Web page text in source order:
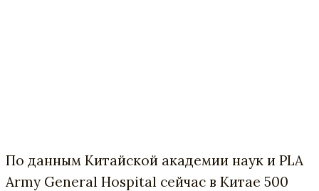
По данным Китайской академии наук и PLA
Army General Hospital сейчас в Китае 500